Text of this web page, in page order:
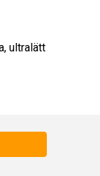
ultralätt